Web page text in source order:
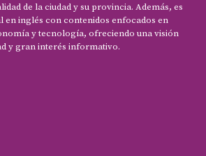
de la ciudad y su provincia. Además, es
en inglés con contenidos enfocados en
y tecnología, ofreciendo una visión
y gran interés informativo.